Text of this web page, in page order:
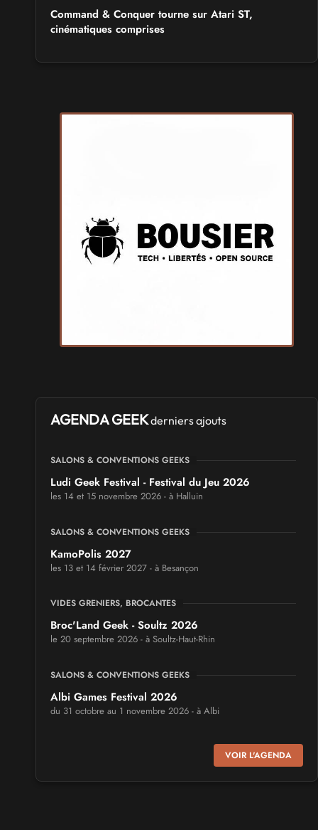
Command & Conquer tourne sur Atari ST,
cinématiques comprises
AGENDA GEEKderniers ajouts
SALONS & CONVENTIONS GEEKS
Ludi Geek Festival - Festival du Jeu 2026
les 14 et 15 novembre 2026 - à Halluin
SALONS & CONVENTIONS GEEKS
KamoPolis 2027
les 13 et 14 février 2027 - à Besançon
VIDES GRENIERS, BROCANTES
Broc'Land Geek - Soultz 2026
le 20 septembre 2026 - à Soultz-Haut-Rhin
SALONS & CONVENTIONS GEEKS
Albi Games Festival 2026
du 31 octobre au 1 novembre 2026 - à Albi
Virtual Calais - salon du jeu vidéo et des loisirs
numériques 2026
VOIR L'AGENDA